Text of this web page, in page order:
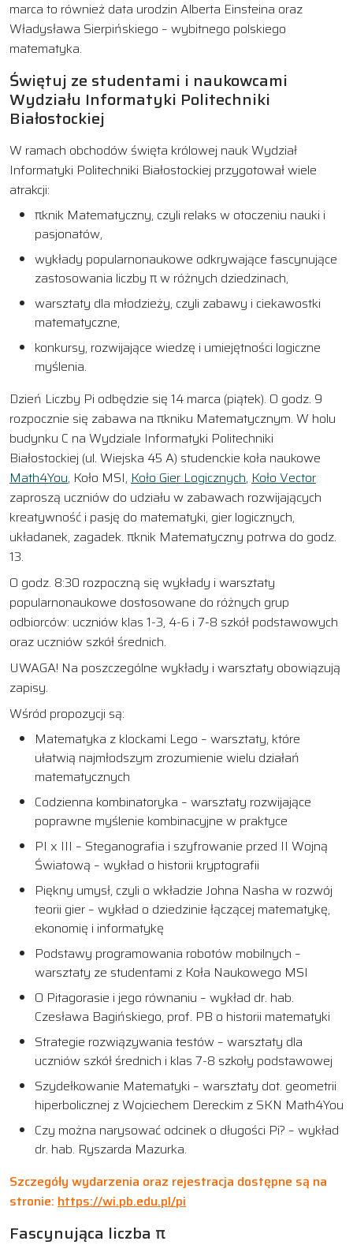
marca to również data urodzin Alberta Einsteina oraz
Władysława Sierpińskiego – wybitnego polskiego
matematyka.
Świętuj ze studentami i naukowcami
Wydziału Informatyki Politechniki
Białostockiej
W ramach obchodów święta królowej nauk Wydział
Informatyki Politechniki Białostockiej przygotował wiele
atrakcji:
πknik Matematyczny, czyli relaks w otoczeniu nauki i
pasjonatów,
wykłady popularnonaukowe odkrywające fascynujące
zastosowania liczby π w różnych dziedzinach,
warsztaty dla młodzieży, czyli zabawy i ciekawostki
matematyczne,
konkursy, rozwijające wiedzę i umiejętności logiczne
myślenia.
Dzień Liczby Pi odbędzie się 14 marca (piątek). O godz. 9
rozpocznie się zabawa na πkniku Matematycznym. W holu
budynku C na Wydziale Informatyki Politechniki
Białostockiej (ul. Wiejska 45 A) studenckie koła naukowe
Math4You, Koło MSI, Koło Gier Logicznych, Koło Vector
zaproszą uczniów do udziału w zabawach rozwijających
kreatywność i pasję do matematyki, gier logicznych,
układanek, zagadek. πknik Matematyczny potrwa do godz.
13.
O godz. 8:30 rozpoczną się wykłady i warsztaty
popularnonaukowe dostosowane do różnych grup
odbiorców: uczniów klas 1-3, 4-6 i 7-8 szkół podstawowych
oraz uczniów szkół średnich.
UWAGA! Na poszczególne wykłady i warsztaty obowiązują
zapisy.
Wśród propozycji są:
Matematyka z klockami Lego – warsztaty, które
ułatwią najmłodszym zrozumienie wielu działań
matematycznych
Codzienna kombinatoryka – warsztaty rozwijające
poprawne myślenie kombinacyjne w praktyce
PI x III – Steganografia i szyfrowanie przed II Wojną
Światową – wykład o historii kryptografii
Piękny umysł, czyli o wkładzie Johna Nasha w rozwój
teorii gier – wykład o dziedzinie łączącej matematykę,
ekonomię i informatykę
Podstawy programowania robotów mobilnych –
warsztaty ze studentami z Koła Naukowego MSI
O Pitagorasie i jego równaniu – wykład dr. hab.
Czesława Bagińskiego, prof. PB o historii matematyki
Strategie rozwiązywania testów – warsztaty dla
uczniów szkół średnich i klas 7-8 szkoły podstawowej
Szydełkowanie Matematyki – warsztaty dot. geometrii
hiperbolicznej z Wojciechem Dereckim z SKN Math4You
Czy można narysować odcinek o długości Pi? – wykład
dr. hab. Ryszarda Mazurka.
Szczegóły wydarzenia oraz rejestracja dostępne są na
stronie: https://wi.pb.edu.pl/pi
Fascynująca liczba π